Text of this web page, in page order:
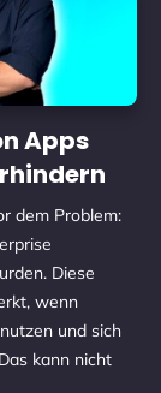
Apps
dem Problem:
Diese
wenn
und sich
kann nicht